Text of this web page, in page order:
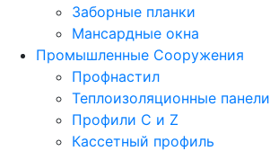
Заборные планки
Мансардные окна
Промышленные Сооружения
Профнастил
Теплоизоляционные панели
Профили C и Z
Кассетный профиль